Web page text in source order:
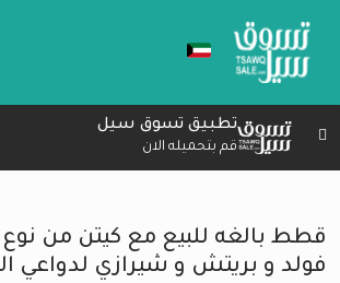
تطبيق تسوق سيل
قم بتحميله الان
قطط بالغه للبيع مع كيتن من
فولد و بريتش و شيرازي لدواعي